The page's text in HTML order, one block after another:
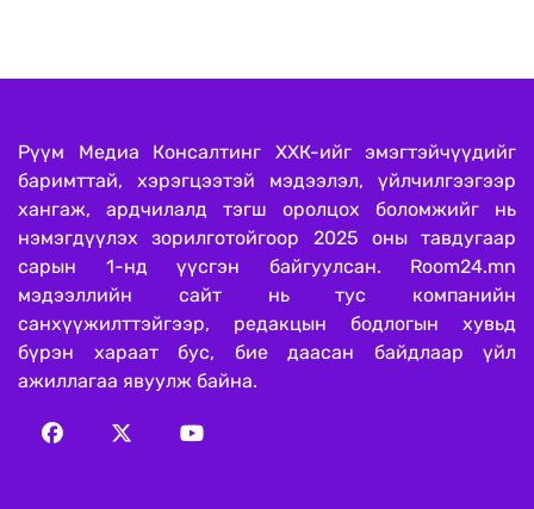
Рүүм Медиа Консалтинг ХХК-ийг эмэгтэйчүүдийг
баримттай, хэрэгцээтэй мэдээлэл, үйлчилгээгээр
хангаж, ардчилалд тэгш оролцох боломжийг нь
нэмэгдүүлэх зорилготойгоор 2025 оны тавдугаар
сарын 1-нд үүсгэн байгуулсан. Room24.mn
мэдээллийн сайт нь тус компанийн
санхүүжилттэйгээр, редакцын бодлогын хувьд
бүрэн хараат бус, бие даасан байдлаар үйл
ажиллагаа явуулж байна.